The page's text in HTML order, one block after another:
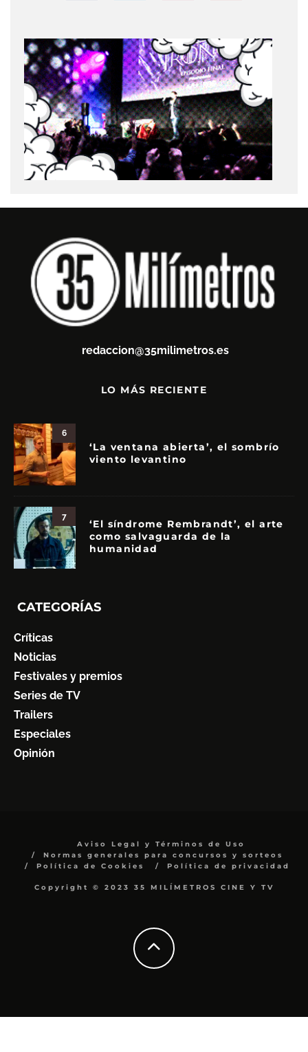
redaccion@35milimetros.es
LO MÁS RECIENTE
6
‘La ventana abierta’, el sombrío
viento levantino
7
‘El síndrome Rembrandt’, el arte
como salvaguarda de la
humanidad
CATEGORÍAS
Críticas
Noticias
Festivales y premios
Series de TV
Trailers
Especiales
Opinión
Aviso Legal y Términos de Uso
Normas generales para concursos y sorteos
Política de Cookies
Política de privacidad
Copyright © 2023 35 MILÍMETROS CINE Y TV